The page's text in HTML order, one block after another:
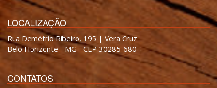
LOCALIZAÇÃO
Rua Demétrio Ribeiro, 195 | Vera Cruz
Belo Horizonte - MG - CEP 30285-680
CONTATOS